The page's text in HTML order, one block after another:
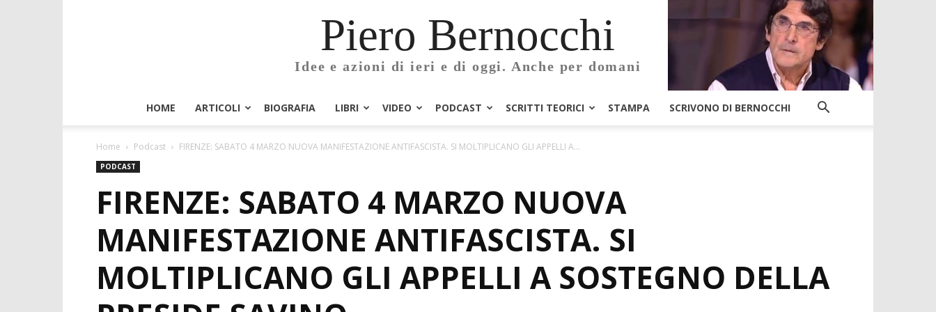
Piero Bernocchi
Idee e azioni di ieri e di oggi. Anche per domani
HOME ARTICOLI BIOGRAFIA LIBRI VIDEO PODCAST SCRITTI TEORICI STAMPA SCRIVONO DI BERNOCCHI
Home Podcast FIRENZE: SABATO 4 MARZO NUOVA MANIFESTAZIONE ANTIFASCISTA. SI MOLTIPLICANO GLI APPELLI A...
PODCAST
FIRENZE: SABATO 4 MARZO NUOVA
MANIFESTAZIONE ANTIFASCISTA. SI
MOLTIPLICANO GLI APPELLI A SOSTEGNO DELLA